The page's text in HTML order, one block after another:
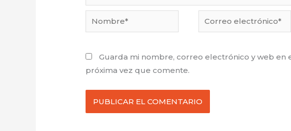
Nombre*
Correo
electrónico*
Guarda mi nombre, correo electrónico y web en
próxima vez que comente.